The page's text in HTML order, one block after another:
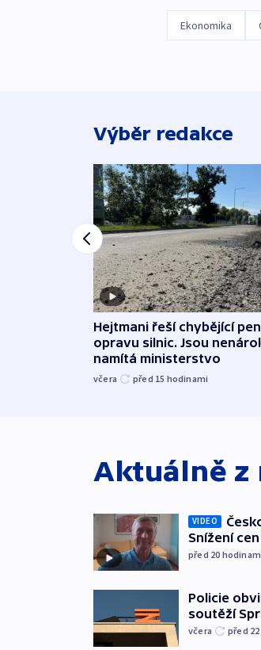
Ekonomika
Výběr redakce
Hejtmani řeší chybějící
opravu silnic. Jsou
namítá ministerstvo
včera před 15 hodinami
Aktuálně
VIDEO
Snížení
před 20
Policie
soutěží
včera před 22